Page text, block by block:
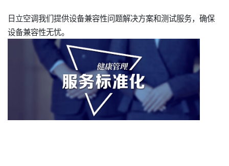
日立空调我们提供设备兼容性问题解决方案和测试服务，确保
设备兼容性无忧。